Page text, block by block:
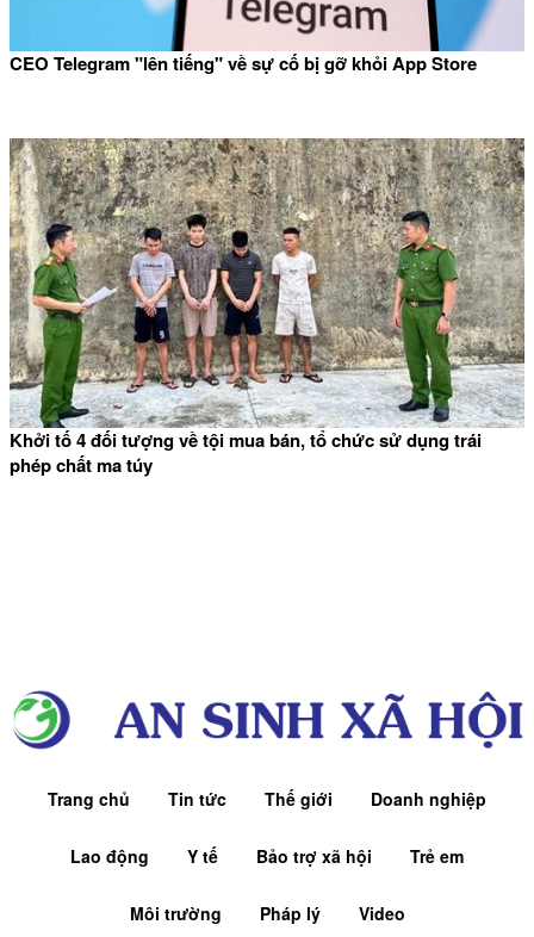
CEO Telegram "lên tiếng" về sự cố bị gỡ khỏi App Store
Khởi tố 4 đối tượng về tội mua bán, tổ chức sử dụng trái
phép chất ma túy
Trang chủ Tin tức Thế giới Doanh nghiệp
Lao động Y tế Bảo trợ xã hội Trẻ em
Môi trường Pháp lý Video